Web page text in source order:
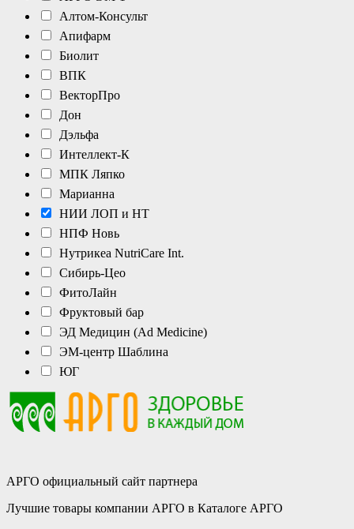
Алтом-Консульт
Апифарм
Биолит
ВПК
ВекторПро
Дон
Дэльфа
Интеллект-К
МПК Ляпко
Марианна
НИИ ЛОП и НТ
НПФ Новь
Нутрикеа NutriCare Int.
Сибирь-Цео
ФитоЛайн
Фруктовый бар
ЭД Медицин (Ad Medicine)
ЭМ-центр Шаблина
ЮГ
АРГО официальный сайт партнера
Лучшие товары компании АРГО в Каталоге АРГО